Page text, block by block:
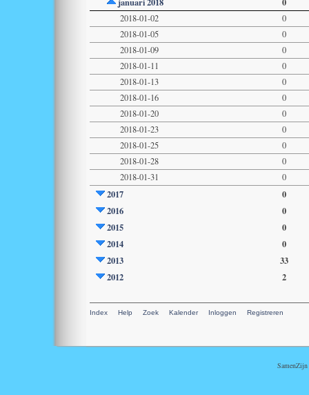
2018-01-02
0
2018-01-05
0
2018-01-09
0
2018-01-11
0
2018-01-13
0
2018-01-16
0
2018-01-20
0
2018-01-23
0
2018-01-25
0
2018-01-28
0
2018-01-31
0
2017
0
2016
0
2015
0
2014
0
2013
33
2012
2
Index Help Zoek Kalender Inloggen Registreren